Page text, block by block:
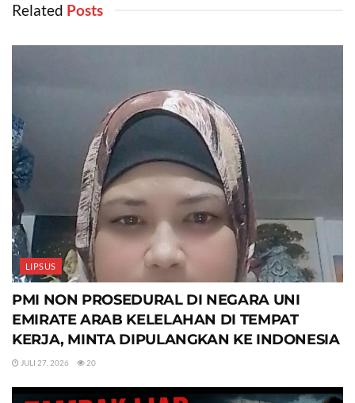
Related ‎ Posts
LIPSUS
PMI NON PROSEDURAL DI NEGARA UNI
EMIRATE ARAB KELELAHAN DI TEMPAT
KERJA, MINTA DIPULANGKAN KE INDONESIA
JULI 27, 2026 20